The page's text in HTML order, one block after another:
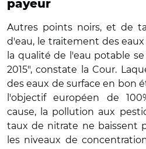
payeur
Autres points noirs, et de
d'eau, le traitement des
la qualité de l'eau potable
2015", constate la Cour.
des eaux de surface en bon
l'objectif européen de
cause, la pollution aux
taux de nitrate ne baissent
les niveaux de